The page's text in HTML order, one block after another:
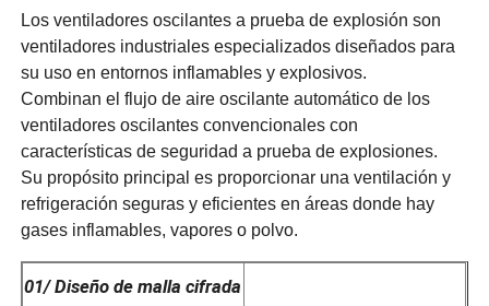
Los ventiladores oscilantes a prueba de explosión son
ventiladores industriales especializados diseñados para
su uso en entornos inflamables y explosivos.
Combinan el flujo de aire oscilante automático de los
ventiladores oscilantes convencionales con
características de seguridad a prueba de explosiones.
Su propósito principal es proporcionar una ventilación y
refrigeración seguras y eficientes en áreas donde hay
gases inflamables, vapores o polvo.
01/ Diseño de malla cifrada